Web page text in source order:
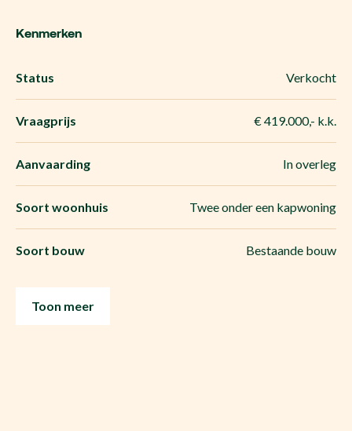
Kenmerken
Status Verkocht
Vraagprijs € 419.000,- k.k.
Aanvaarding In overleg
Soort woonhuis Twee onder een kapwoning
Soort bouw Bestaande bouw
Toon meer